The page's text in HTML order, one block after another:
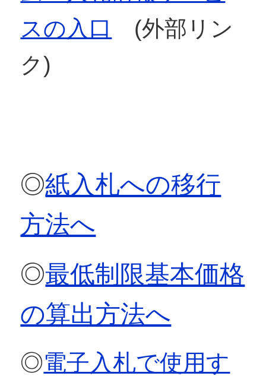
スの入口
(外部リン
ク)
◎紙入札への移行
方法へ
◎最低制限基本価格
の算出方法へ
◎電子入札で使用す